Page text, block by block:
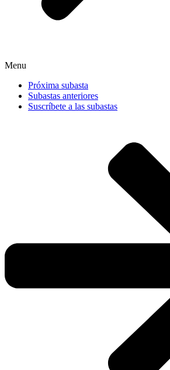
Menu
Próxima subasta
Subastas anteriores
Suscríbete a las subastas